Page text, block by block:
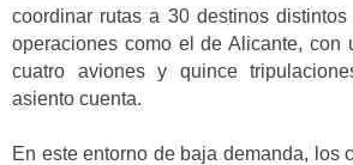
coordinar rutas a 30 destinos
operaciones como el de Alicante, con
cuatro aviones y quince
asiento cuenta.
En este entorno de baja demanda, los